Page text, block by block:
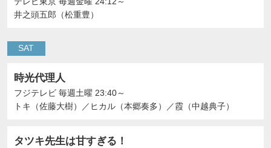
井之頭五郎（松重豊）
SAT
時光代理人
フジテレビ 毎週土曜 23:40～
トキ（佐藤大樹）
／ ヒカル（本郷奏多） ／霞（中越典子）
タツキ先生は甘すぎる！